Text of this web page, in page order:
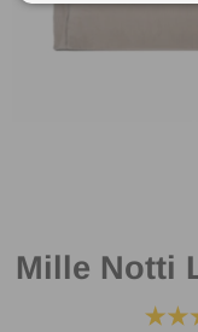
Mille Notti